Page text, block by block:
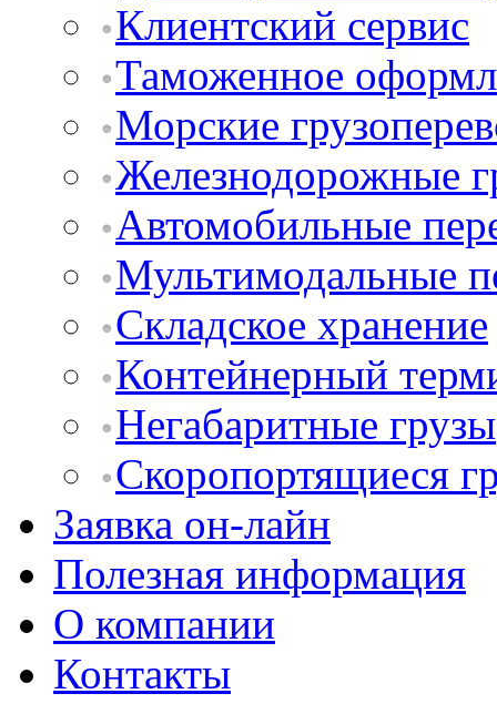
Клиентский сервис
Таможенное
Морские
Железнодорожные
Автомобильные
Мультимодальные
Складское хранение
Контейнерный
Негабаритные грузы
Скоропортящиеся
Заявка он-лайн
Полезная информация
О компании
Контакты